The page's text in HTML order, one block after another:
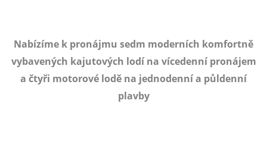
Nabízíme k pronájmu sedm moderních komfortně
vybavených kajutových lodí na vícedenní pronájem
a čtyři motorové lodě na jednodenní a půldenní
plavby
objednat
poukaz